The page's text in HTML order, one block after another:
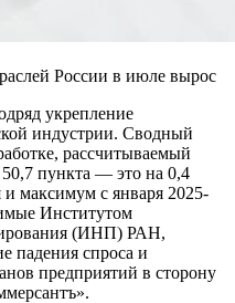
России в июле вырос
укрепление
индустрии. Сводный
рассчитываемый
пункта — это на 0,4
максимум с января 2025-
Институтом
(ИНП) РАН,
падения спроса и
предприятий в сторону